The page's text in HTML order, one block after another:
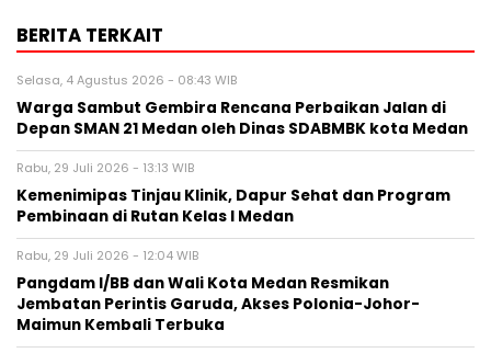
BERITA TERKAIT
Selasa, 4 Agustus 2026 - 08:43 WIB
Warga Sambut Gembira Rencana Perbaikan Jalan di
Depan SMAN 21 Medan oleh Dinas SDABMBK kota Medan
Rabu, 29 Juli 2026 - 13:13 WIB
Kemenimipas Tinjau Klinik, Dapur Sehat dan Program
Pembinaan di Rutan Kelas I Medan
Rabu, 29 Juli 2026 - 12:04 WIB
Pangdam I/BB dan Wali Kota Medan Resmikan
Jembatan Perintis Garuda, Akses Polonia-Johor-
Maimun Kembali Terbuka